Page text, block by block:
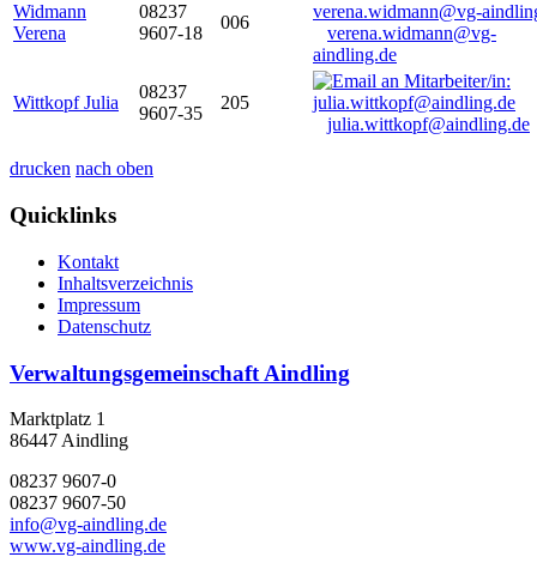
Widmann
Verena
08237
9607-18
006
verena.widmann@vg-
aindling.de
Wittkopf Julia
08237
9607-35
205
julia.wittkopf@aindling.de
drucken nach oben
Quicklinks
Kontakt
Inhaltsverzeichnis
Impressum
Datenschutz
Verwaltungsgemeinschaft Aindling
Marktplatz 1
86447 Aindling
08237 9607-0
08237 9607-50
info@vg-aindling.de
www.vg-aindling.de